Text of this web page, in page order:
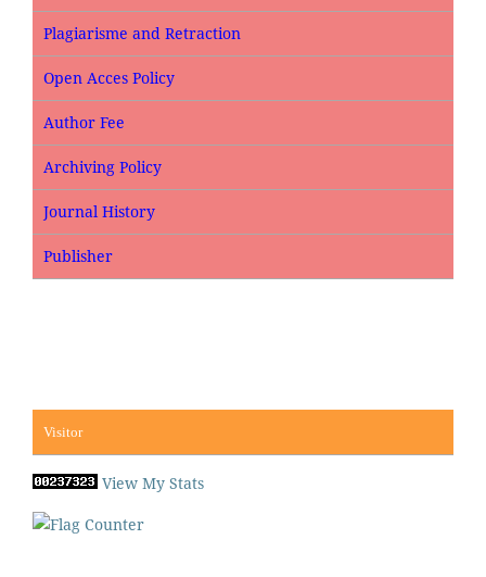
Plagiarisme and Retraction
Open Acces Policy
Author Fee
Archiving Policy
Journal History
Publisher
Visitor
View My Stats